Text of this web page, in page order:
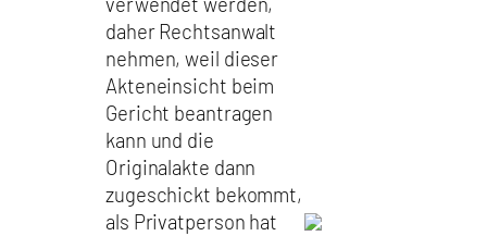
daher Rechtsanwalt
nehmen, weil dieser
Akteneinsicht beim
Gericht beantragen
kann und die
Originalakte dann
zugeschickt bekommt,
als Privatperson hat